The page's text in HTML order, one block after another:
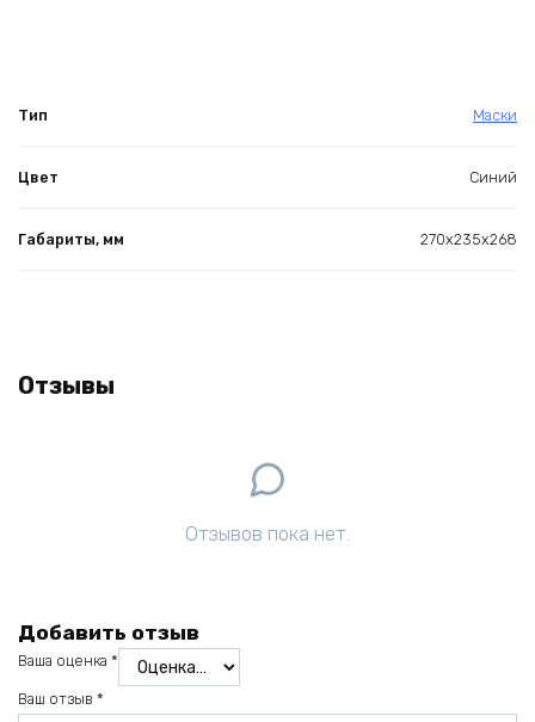
Тип Маски
Цвет Синий
Габариты, мм 270x235x268
Отзывы
Отзывов пока нет.
Добавить отзыв
Ваша оценка *
Ваш отзыв *